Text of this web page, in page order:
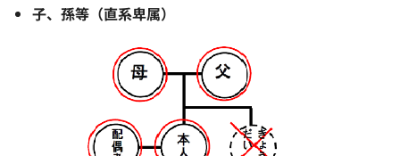
子、孫等（直系卑属）